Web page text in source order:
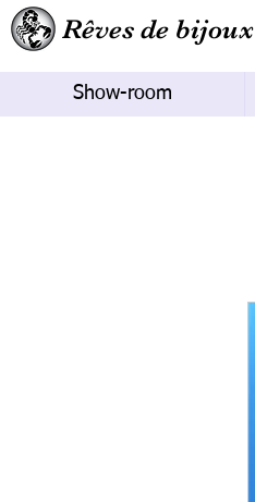
Rêves de bijoux
Show-room